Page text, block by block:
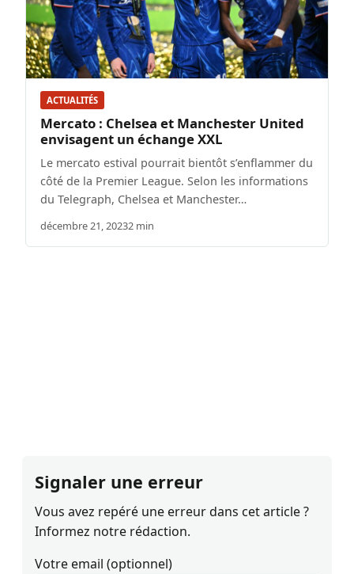
ACTUALITÉS
Mercato : Chelsea et Manchester United
envisagent un échange XXL
Le mercato estival pourrait bientôt s’enflammer du
côté de la Premier League. Selon les informations
du Telegraph, Chelsea et Manchester…
décembre 21, 20232 min
Signaler une erreur
Vous avez repéré une erreur dans cet article ?
Informez notre rédaction.
Votre email (optionnel)